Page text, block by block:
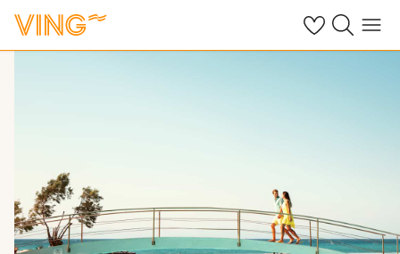
Se dine sparte
Søk påMeny